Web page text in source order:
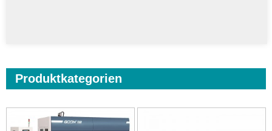
Produktkategorien